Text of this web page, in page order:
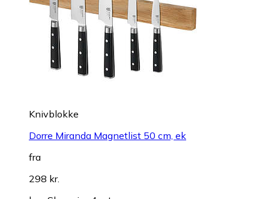
Knivblokke
Dorre Miranda Magnetlist 50 cm, ek
fra
298 kr.